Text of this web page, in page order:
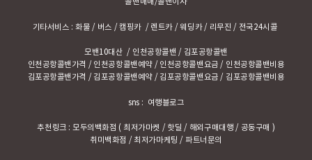
콜밴매매 /콜밴이사
기타서비스 :화물 / 버스 /캠핑카/ 렌트카/웨딩카/ 리무진 / 전국24시콜
모밴10대산 / 인천공항콜밴 / 김포공항콜밴
인천공항콜밴가격 / 인천공항콜밴예약/ 인천공항콜밴요금 / 인천공항콜밴비용
김포공항콜밴가격 / 김포공항콜밴예약/ 김포공항콜밴요금 / 김포공항콜밴비용
sns : 여행블로그
추천링크 :모두의백화점 ( 최저가마켓 / 핫딜 / 해외구매대행 / 공동구매 )
취미백화점 / 최저가마케팅 / 파트너문의